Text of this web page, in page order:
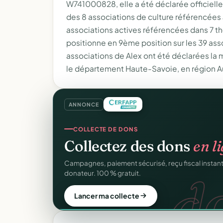
W741000828, elle a été déclarée
des 8 associations de culture
associations actives référencées dans 7
positionne en 9ème position sur les 39
associations de Alex ont été déclarées la
le département Haute-Savoie, en région
ANNONCE
CRM ASSOCIATIF
UnCRM completpour
Fiches donateurs, historique des dons, relances,
fichiers Excel.
Découvrir le CRM gratuit
COLLECTE DE DONS
Collectez des donsen
Campagnes, paiement sécurisé, reçu fiscal
donateur. 100 % gratuit.
Lancer ma collecte